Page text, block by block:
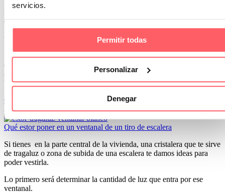
servicios.
Permitir todas
Personalizar
Denegar
La firma scenes nos presenta la colección borneo. Tejido disponible
en dos tonos: agua mariana y grises. Una tela blanca con bajo de
rayas horizontales. Una tendencia cada vez más fuerte esta
temporada.
Si decoramos un salón o un dormitorio principal, el degradé viene
elegante y muy definido. Por la parte de arriba, generalmente un
color claro. Por la parte baja, una tonalidad con mayor intensidad.
Una medida de 80 centímetros estará perfecta.
0
29 Oct 2019
Qué estor poner en un ventanal de un tiro de escalera
Si tienes en la parte central de la vivienda, una cristalera que te sirve
de tragaluz o zona de subida de una escalera te damos ideas para
poder vestirla.
Lo primero será determinar la cantidad de luz que entra por ese
ventanal.